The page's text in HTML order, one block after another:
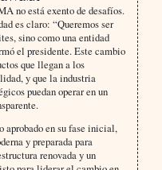
no está exento de desafíos.
es claro: “Queremos ser
sino como una entidad
el presidente. Este cambio
que llegan a los
y que la industria
puedan operar en un
en su fase inicial,
y preparada para
renovada y un